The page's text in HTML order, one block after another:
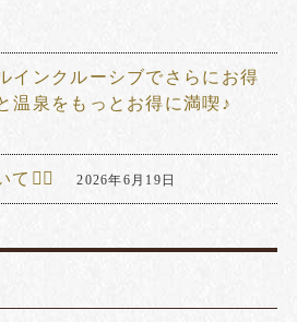
インクルーシブでさらにお得
温泉をもっとお得に満喫♪
て🏊‍♂️ 2026年6月19日